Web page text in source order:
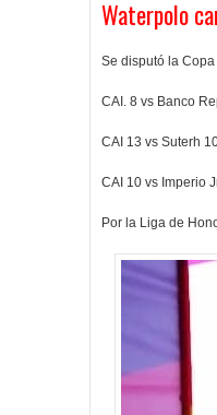
Waterpolo
Se disputó la
CAI. 8 vs Banco
CAI 13 vs Suterh
CAI 10 vs Imperio
Por la Liga de